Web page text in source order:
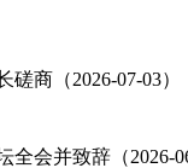
商（2026-07-03）
全会并致辞（2026-